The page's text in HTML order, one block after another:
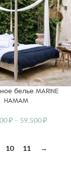
белье MARINE
HAMAM
₽ – 59.500₽
10 11 →